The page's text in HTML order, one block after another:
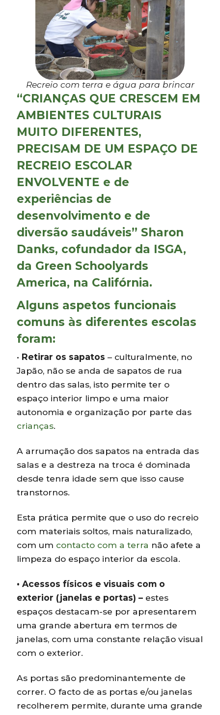
Recreio com terra e água para brincar
“CRIANÇAS QUE CRESCEM EM
AMBIENTES CULTURAIS
MUITO DIFERENTES,
PRECISAM DE UM ESPAÇO DE
RECREIO ESCOLAR
ENVOLVENTE e de
experiências de
desenvolvimento e de
diversão saudáveis” Sharon
Danks, cofundador da ISGA,
da Green Schoolyards
America, na Califórnia.
Alguns aspetos funcionais
comuns às diferentes escolas
foram:
• Retirar os sapatos – culturalmente, no
Japão, não se anda de sapatos de rua
dentro das salas, isto permite ter o
espaço interior limpo e uma maior
autonomia e organização por parte das
crianças.
A arrumação dos sapatos na entrada das
salas e a destreza na troca é dominada
desde tenra idade sem que isso cause
transtornos.
Esta prática permite que o uso do recreio
com materiais soltos, mais naturalizado,
com um contacto com a terra não afete a
limpeza do espaço interior da escola.
• Acessos físicos e visuais com o
exterior (janelas e portas) – estes
espaços destacam-se por apresentarem
uma grande abertura em termos de
janelas, com uma constante relação visual
com o exterior.
As portas são predominantemente de
correr. O facto de as portas e/ou janelas
recolherem permite, durante uma grande